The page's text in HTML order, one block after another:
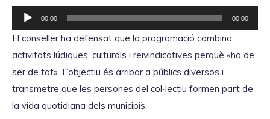
e
00:00 00:00
El conseller ha defensat que la programació combina
activitats lúdiques, culturals i reivindicatives perquè «ha de
ser de tot». L’objectiu és arribar a públics diversos i
transmetre que les persones del col·lectiu formen part de
la vida quotidiana dels municipis.